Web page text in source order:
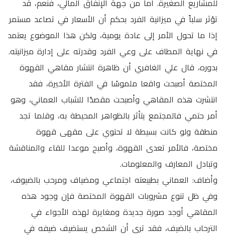
للمشاريع الصغيرة. أما من جهة الإنفاق المالي، فنعم، قد
تؤثر سلباً في ميزانية الفرد بحكم أن الأسعار في تصاعد مستمر
إذا ما تحول الأمر إلى عادة يومية، ولكن هذا الموضوع يعتمد
في نهاية المطاف على وعي الفرد وقدرته على إدارة ميزانيته.
بدوره، قال علي الغافري أن ظاهرة انتشار مقاهي القهوة
المختصة أصبحت واقعا ملموسًا في الفترة الأخيرة، فقد
انتشرت هذه المقاهي وأصبحت مقصدًا للشباب العماني، وهو
أمر حتمي فالمجتمع يتأثر بالظواهر المحيطة به، وقلما تجد
منطقة ولو كانت بسيطة لا تحتوي على مقهى قهوة
مختصة، فالأمر تعدى القهوة، وأصبح موعدا للقاء والمناقشة
وتبادل المعارف والمعلومات.
وأضاف: العماني بطبيعته اجتماعي ومضياف ومرحب بالضيوف،
وفي ظل تنوع مشروبات القهوة المختصة فإن وجود هذه
المقاهي أوجد صورة جديدة ومغايرة لهذه الأجواء في
الترحاب بالضيف، فقد ترى أن الشخص يستضيف ضيفه في